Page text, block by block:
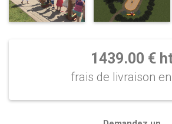
1439.00 €
frais de livraison